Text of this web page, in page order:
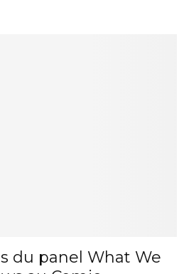
du panel What We